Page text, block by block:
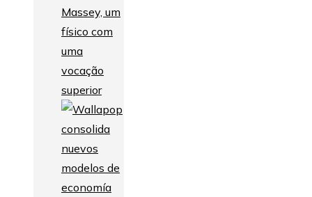
Massey, um
físico com
uma
vocação
superior